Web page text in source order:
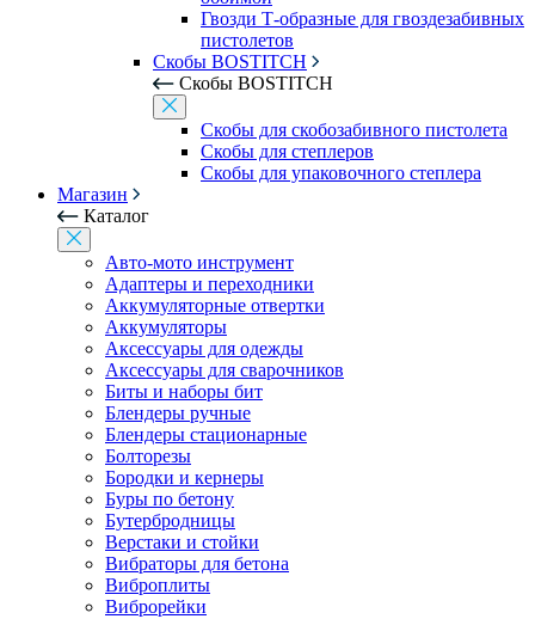
Гвозди Т-образные для гвоздезабивных
пистолетов
Скобы BOSTITCH
Скобы BOSTITCH
Скобы для скобозабивного пистолета
Скобы для степлеров
Скобы для упаковочного степлера
Магазин
Каталог
Авто-мото инструмент
Адаптеры и переходники
Аккумуляторные отвертки
Аккумуляторы
Аксессуары для одежды
Аксессуары для сварочников
Биты и наборы бит
Блендеры ручные
Блендеры стационарные
Болторезы
Бородки и кернеры
Буры по бетону
Бутербродницы
Верстаки и стойки
Вибраторы для бетона
Виброплиты
Виброрейки